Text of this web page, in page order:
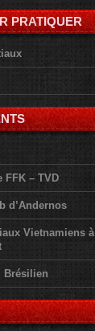
PRATIQUER
FFK – TVD
d’Andernos
Vietnamiens à
Brésilien